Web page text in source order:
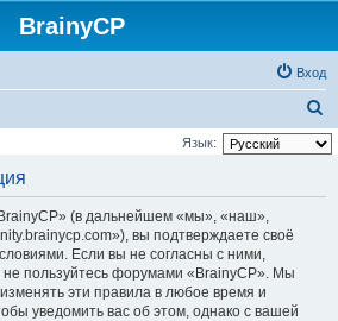
BrainyCP
Вход
о
Язык:
(в дальнейшем «мы», «наш»,
вы подтверждаете своё
Если вы не согласны с ними,
не пользуйтесь форумами «BrainyCP». Мы
эти правила в любое время и
уведомить вас об этом, однако с вашей